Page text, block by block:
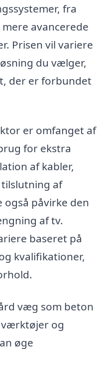
fra
avancerede
Prisen vil variere
du vælger,
der er forbundet
er omfanget af
for ekstra
af kabler,
tilslutning af
også påvirke den
af tv.
baseret på
kvalifikationer,
væg som beton
og
øge